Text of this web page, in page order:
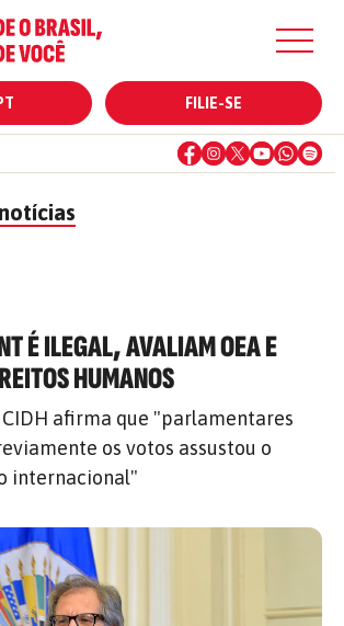
FILIE-SE
É ILEGAL, AVALIAM OEA E
HUMANOS
afirma que "parlamentares
os votos assustou o
internacional"